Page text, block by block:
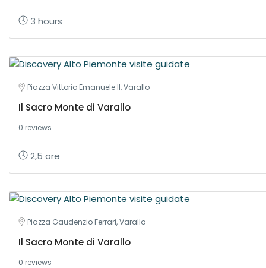
3 hours
Piazza Vittorio Emanuele II, Varallo
Il Sacro Monte di Varallo
0 reviews
2,5 ore
Piazza Gaudenzio Ferrari, Varallo
Il Sacro Monte di Varallo
0 reviews